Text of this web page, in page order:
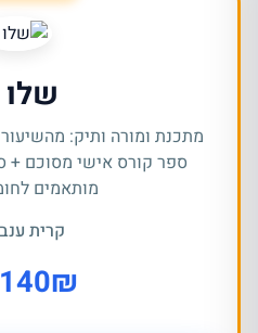
שלו
מתכנת ומורה ותיק:
ספר קורס אישי מסוכם +
מותאמים
קרית
₪
140